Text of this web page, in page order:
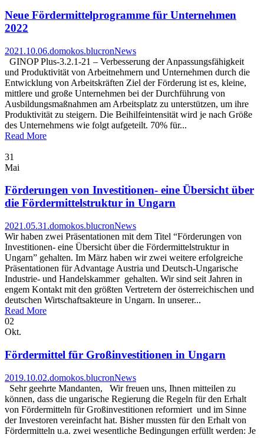
Neue Fördermittelprogramme für Unternehmen
2022
2021.10.06.domokos.blucronNews
GINOP Plus-3.2.1-21 – Verbesserung der Anpassungsfähigkeit
und Produktivität von Arbeitnehmern und Unternehmen durch die
Entwicklung von Arbeitskräften Ziel der Förderung ist es, kleine,
mittlere und große Unternehmen bei der Durchführung von
Ausbildungsmaßnahmen am Arbeitsplatz zu unterstützen, um ihre
Produktivität zu steigern. Die Beihilfeintensität wird je nach Größe
des Unternehmens wie folgt aufgeteilt. 70% für...
Read More
31
Mai
Förderungen von Investitionen- eine Übersicht über
die Fördermittelstruktur in Ungarn
2021.05.31.domokos.blucronNews
Wir haben zwei Präsentationen mit dem Titel “Förderungen von
Investitionen- eine Übersicht über die Fördermittelstruktur in
Ungarn” gehalten. Im März haben wir zwei weitere erfolgreiche
Präsentationen für Advantage Austria und Deutsch-Ungarische
Industrie- und Handelskammer gehalten. Wir sind seit Jahren in
engem Kontakt mit den größten Vertretern der österreichischen und
deutschen Wirtschaftsakteure in Ungarn. In unserer...
Read More
02
Okt.
Fördermittel für Großinvestitionen in Ungarn
2019.10.02.domokos.blucronNews
Sehr geehrte Mandanten, Wir freuen uns, Ihnen mitteilen zu
können, dass die ungarische Regierung die Regeln für den Erhalt
von Fördermitteln für Großinvestitionen reformiert und im Sinne
der Investoren vereinfacht hat. Bisher mussten für den Erhalt von
Fördermitteln u.a. zwei wesentliche Bedingungen erfüllt werden: Je